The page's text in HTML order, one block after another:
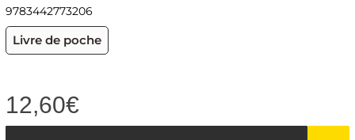
9783442773206
Livre de poche
12,60€